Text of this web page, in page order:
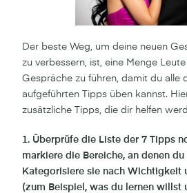
Der beste Weg, um deine neuen
zu verbessern, ist, eine Menge
Gespräche zu führen, damit du alle
aufgeführten Tipps üben kannst.
zusätzliche Tipps, die dir helfen
1. Überprüfe die Liste der 7 Tipps
markiere die Bereiche, an denen
Kategorisiere sie nach Wichtigkeit
(zum Beispiel, was du lernen willst